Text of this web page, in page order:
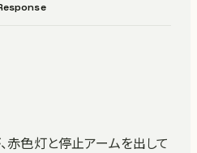
色灯と停止アームを出して